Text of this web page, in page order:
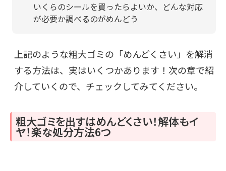
いくらのシールを買ったらよいか、どんな対応
が必要か調べるのがめんどう
上記のような粗大ゴミの「めんどくさい」を解消
する方法は、実はいくつかあります！次の章で紹
介していくので、チェックしてみてください。
粗大ゴミを出すはめんどくさい！解体もイ
ヤ！楽な処分方法6つ